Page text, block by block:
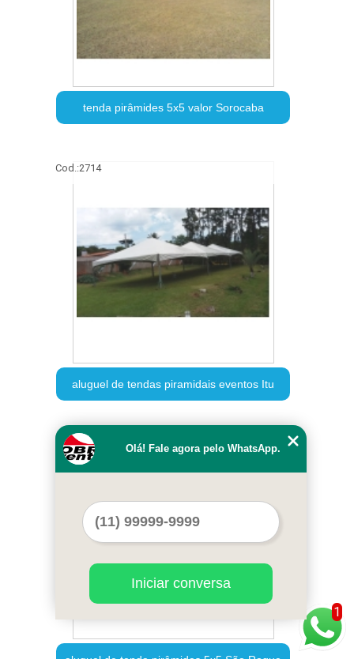
tenda pirâmides 5x5 valor Sorocaba
Cod.:2714
aluguel de tendas piramidais eventos Itu
Cod.:2715
1
Olá! Fale agora pelo WhatsApp.
Iniciar conversa